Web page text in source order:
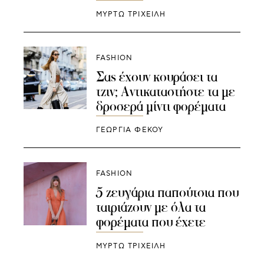
ΜΥΡΤΩ ΤΡΙΧΕΙΛΗ
FASHION
Σας έχουν κουράσει τα
τζιν; Αντικαταστήστε τα με
δροσερά μίντι φορέματα
ΓΕΩΡΓΙΑ ΦΕΚΟΥ
FASHION
5 ζευγάρια παπούτσια που
ταιριάζουν με όλα τα
φορέματα που έχετε
ΜΥΡΤΩ ΤΡΙΧΕΙΛΗ